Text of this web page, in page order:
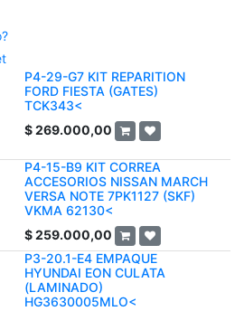
P4-29-G7 KIT REPARITION
FORD FIESTA (GATES)
TCK343<
$269.000,00
P4-15-B9 KIT CORREA
ACCESORIOS NISSAN MARCH
VERSA NOTE 7PK1127 (SKF)
VKMA 62130<
$259.000,00
P3-20.1-E4 EMPAQUE
HYUNDAI EON CULATA
(LAMINADO)
HG3630005MLO<